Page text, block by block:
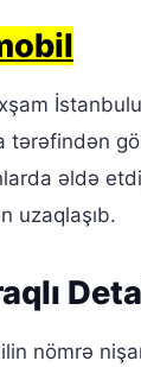
əldə
uzaqlaşıb.
nömrə